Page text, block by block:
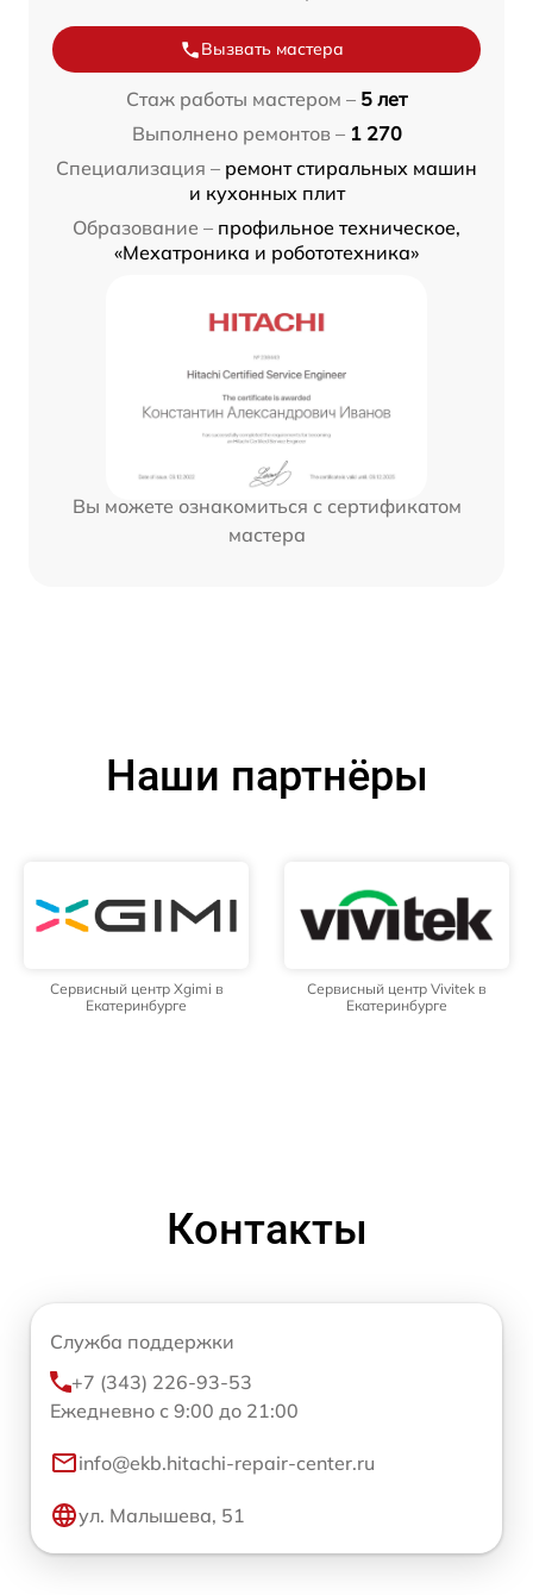
Вызвать мастера
Стаж работы мастером – 5 лет
Выполнено ремонтов – 1 270
Специализация – ремонт стиральных машин
и кухонных плит
Образование – профильное техническое,
«Мехатроника и робототехника»
Вы можете ознакомиться с сертификатом
мастера
Наши партнёры
Сервисный центр Xgimi в
Екатеринбурге
Сервисный центр Vivitek в
Екатеринбурге
Контакты
Служба поддержки
+7 (343) 226-93-53
Ежедневно с 9:00 до 21:00
info@ekb.hitachi-repair-center.ru
ул. Малышева, 51